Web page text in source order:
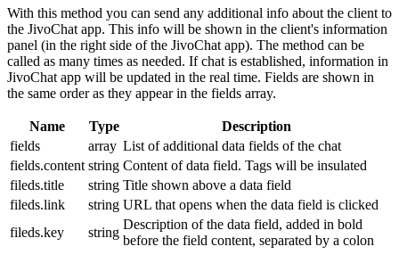
With this method you can send any additional info about the client to
the JivoChat app. This info will be shown in the client's information
panel (in the right side of the JivoChat app). The method can be
called as many times as needed. If chat is established, information in
JivoChat app will be updated in the real time. Fields are shown in
the same order as they appear in the fields array.
Name Type
Description
fields
array List of additional data fields of the chat
fields.content string Content of data field. Tags will be insulated
fileds.title
string Title shown above a data field
fileds.link
string URL that opens when the data field is clicked
fileds.key
string
Description of the data field, added in bold
before the field content, separated by a colon